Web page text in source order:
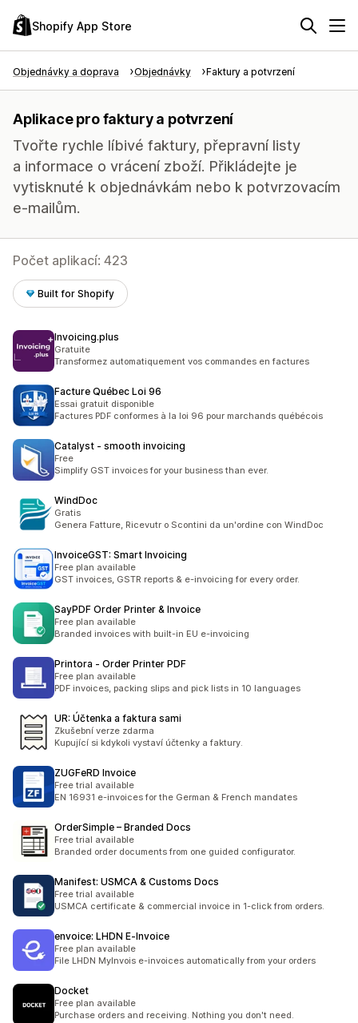
Shopify App Store
Objednávky a doprava Objednávky Faktury a potvrzení
Aplikace pro faktury a potvrzení
Tvořte rychle líbivé faktury, přepravní listy
a informace o vrácení zboží. Přikládejte je
vytisknuté k objednávkám nebo k potvrzovacím
e-mailům.
Počet aplikací: 423
Built for Shopify
Invoicing.plus
Gratuite
Transformez automatiquement vos commandes en factures
Facture Québec Loi 96
Essai gratuit disponible
Factures PDF conformes à la loi 96 pour marchands québécois
Catalyst ‑ smooth invoicing
Free
Simplify GST invoices for your business than ever.
WindDoc
Gratis
Genera Fatture, Ricevutr o Scontini da un'ordine con WindDoc
InvoiceGST: Smart Invoicing
Free plan available
GST invoices, GSTR reports & e-invoicing for every order.
SayPDF Order Printer & Invoice
Free plan available
Branded invoices with built-in EU e-invoicing
Printora ‑ Order Printer PDF
Free plan available
PDF invoices, packing slips and pick lists in 10 languages
UR: Účtenka a faktura sami
Zkušební verze zdarma
Kupující si kdykoli vystaví účtenky a faktury.
ZUGFeRD Invoice
Free trial available
EN 16931 e-invoices for the German & French mandates
OrderSimple – Branded Docs
Free trial available
Branded order documents from one guided configurator.
Manifest: USMCA & Customs Docs
Free trial available
USMCA certificate & commercial invoice in 1-click from orders.
envoice: LHDN E‑Invoice
Free plan available
File LHDN MyInvois e-invoices automatically from your orders
Docket
Free plan available
Purchase orders and receiving. Nothing you don't need.